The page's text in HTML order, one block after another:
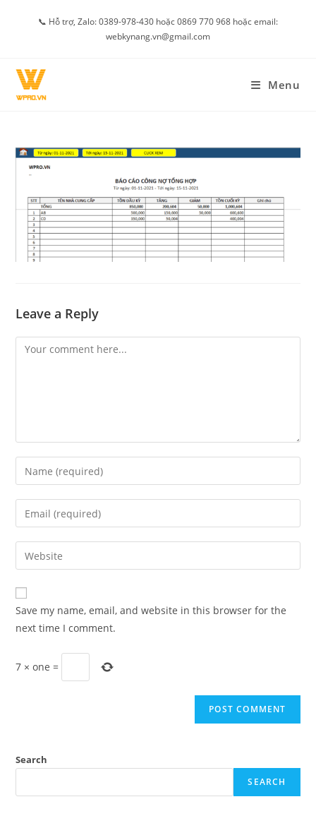
📞 Hỗ trợ, Zalo: 0389-978-430 hoặc 0869 770 968 hoặc email:
webkynang.vn@gmail.com
Menu
Leave a Reply
Comment
Enter
your
name
comment
Enter
your
email
address
comment
Enter
your
website
URL
(optional)
Save my name, email, and website in this browser for the
next time I comment.
7 ×one =
Search
SEARCH